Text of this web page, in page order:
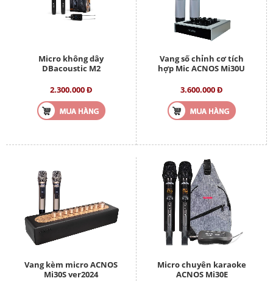
Micro không dây
DBacoustic M2
2.300.000 Đ
Vang số chỉnh cơ tích
hợp Mic ACNOS Mi30U
3.600.000 Đ
Vang kèm micro ACNOS
Mi30S ver2024
Micro chuyên karaoke
ACNOS Mi30E